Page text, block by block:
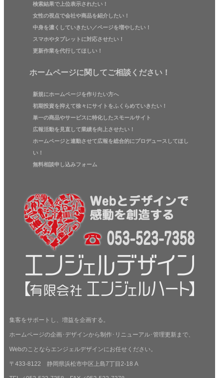
検索結果で上位表示されたい！
女性の視点で会社や商品を紹介したい！
中身を濃くしていきたい／ページを増やしたい！
スマホやタブレットに対応させたい！
更新作業を代行してほしい！
ホームページに関してご相談ください！
新規にホームページを作りたい方へ
初期投資を抑えて徐々にサイトをふくらめていきたい！
単一の商品やサービスに特化したスモールサイト
広報活動を見直して業績を向上させたい！
ホームページと連動させて広報を総合的にプロデュースしてほし
い！
無料相談申し込みフォーム
集客をサポートし、増益を企画する。
ホームページの企画･デザインから制作･リニューアル･管理更新まで、
Webのことならエンジェルデザインにお任せください。
〒433-8122 静岡県浜松市中区上島7丁目2-18 A